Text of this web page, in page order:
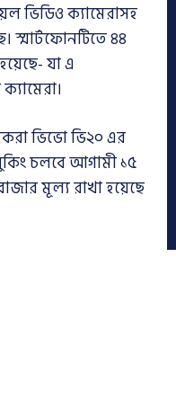
ভিডিও ক্যামেরাসহ
স্মার্টফোনটিতে ৪৪
যা এ
ভিভো ভি২০ এর
বুকিং চলবে আগামী ১৫
মূল্য রাখা হয়েছে